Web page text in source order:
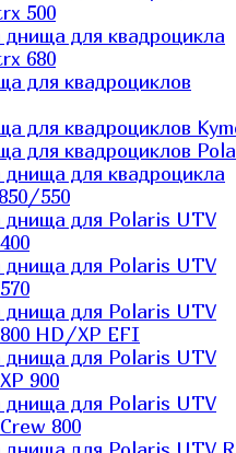
500
для квадроцикла
680
для квадроциклов
для квадроциклов
для квадроциклов
для квадроцикла
550
для Polaris UTV
для Polaris UTV
для Polaris UTV
HD/XP EFI
для Polaris UTV
900
для Polaris UTV
800